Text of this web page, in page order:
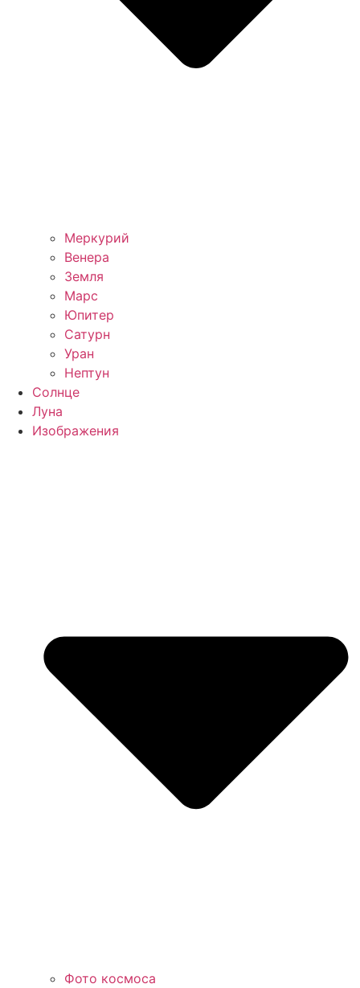
Меркурий
Венера
Земля
Марс
Юпитер
Сатурн
Уран
Нептун
Солнце
Луна
Изображения
Фото космоса